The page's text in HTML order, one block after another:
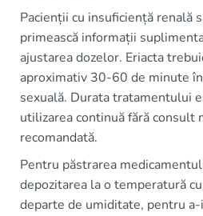
Pacienții cu insuficiență renală
primească informații
ajustarea dozelor. Eriacta
aproximativ 30-60 de minute
sexuală. Durata tratamentului
utilizarea continuă fără consult
recomandată.
Pentru păstrarea
depozitarea la o temperatură
departe de umiditate, pentru